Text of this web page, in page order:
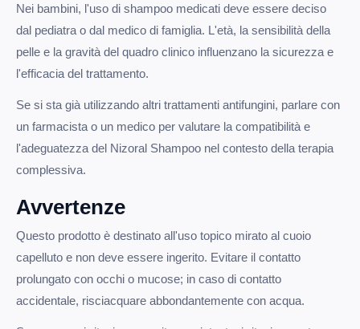
Nei bambini, l'uso di shampoo medicati deve essere deciso
dal pediatra o dal medico di famiglia. L'età, la sensibilità della
pelle e la gravità del quadro clinico influenzano la sicurezza e
l'efficacia del trattamento.
Se si sta già utilizzando altri trattamenti antifungini, parlare con
un farmacista o un medico per valutare la compatibilità e
l'adeguatezza del Nizoral Shampoo nel contesto della terapia
complessiva.
Avvertenze
Questo prodotto è destinato all'uso topico mirato al cuoio
capelluto e non deve essere ingerito. Evitare il contatto
prolungato con occhi o mucose; in caso di contatto
accidentale, risciacquare abbondantemente con acqua.